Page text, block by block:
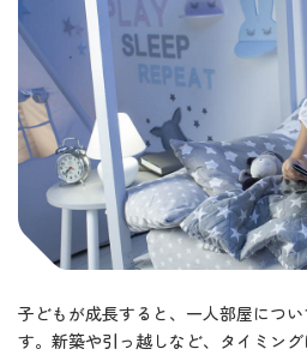
子どもが成長すると、一人部屋につ
す。新築や引っ越しなど、タイミン